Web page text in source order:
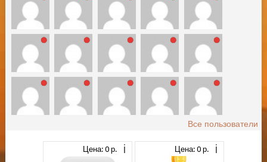
Все пользователи
Цена: 0 р. Цена: 0 р.